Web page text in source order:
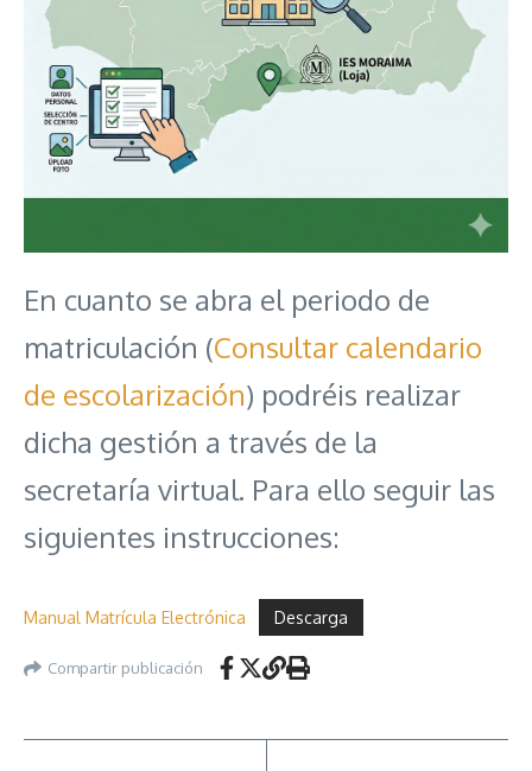
En cuanto se abra el periodo de
matriculación (Consultar calendario
de escolarización) podréis realizar
dicha gestión a través de la
secretaría virtual. Para ello seguir las
siguientes instrucciones:
Manual Matrícula Electrónica Descarga
Compartir publicación